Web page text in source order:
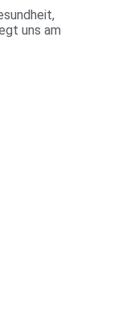
uns am